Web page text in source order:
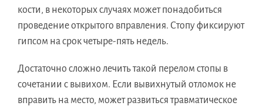
кости, в некоторых случаях может понадобиться
проведение открытого вправления. Стопу фиксируют
гипсом на срок четыре-пять недель.
Достаточно сложно лечить такой перелом стопы в
сочетании с вывихом. Если вывихнутый отломок не
вправить на место, может развиться травматическое